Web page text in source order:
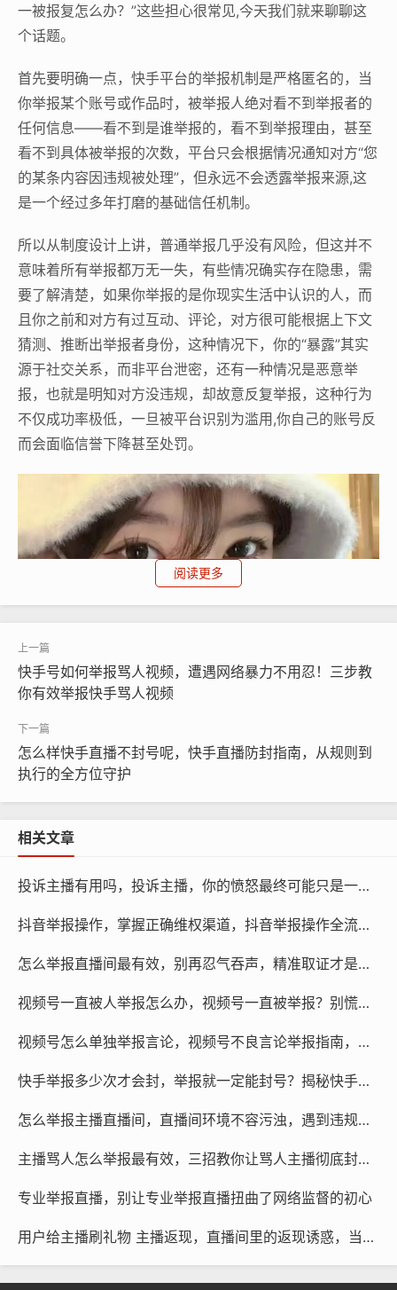
一被报复怎么办？”这些担心很常见,今天我们就来聊聊这
个话题。
首先要明确一点，快手平台的举报机制是严格匿名的，当
你举报某个账号或作品时，被举报人绝对看不到举报者的
任何信息——看不到是谁举报的，看不到举报理由，甚至
看不到具体被举报的次数，平台只会根据情况通知对方“您
的某条内容因违规被处理”，但永远不会透露举报来源,这
是一个经过多年打磨的基础信任机制。
所以从制度设计上讲，普通举报几乎没有风险，但这并不
意味着所有举报都万无一失，有些情况确实存在隐患，需
要了解清楚，如果你举报的是你现实生活中认识的人，而
且你之前和对方有过互动、评论，对方很可能根据上下文
猜测、推断出举报者身份，这种情况下，你的“暴露”其实
源于社交关系，而非平台泄密，还有一种情况是恶意举
报，也就是明知对方没违规，却故意反复举报，这种行为
不仅成功率极低，一旦被平台识别为滥用,你自己的账号反
而会面临信誉下降甚至处罚。
理起来心里没底，可以考虑寻求专业团队协助，现在有很
多正规的法律咨询机构和网络安全服务团队，他们熟悉平
至在必要时通过法律途径维权，不过选择时要擦亮眼睛，
子。
用不需要过度焦虑，遇到违规内容，该举报就举报，你的
实,就没有什么好害怕的。
@作品代处理
微信咨询
阅读更多
快手号如何举报骂人视频，遭遇网络暴力不用忍！三步教
你有效举报快手骂人视频
怎么样快手直播不封号呢，快手直播防封指南，从规则到
执行的全方位守护
相关文章
投诉主播有用吗，投诉主播，你的愤怒最终可能只是一场单机游戏
抖音举报操作，掌握正确维权渠道，抖音举报操作全流程解析与专业助力
怎么举报直播间最有效，别再忍气吞声，精准取证才是举报违规直播间的核弹级手段
视频号一直被人举报怎么办，视频号一直被举报？别慌，三步教你打破僵局
视频号怎么单独举报言论，视频号不良言论举报指南，个人操作与专业协助的双重路径
快手举报多少次才会封，举报就一定能封号？揭秘快手审核机制背后的真相
怎么举报主播直播间，直播间环境不容污浊，遇到违规主播？你可以这样有效举报
主播骂人怎么举报最有效，三招教你让骂人主播彻底封号，最后一个方法最省心
专业举报直播，别让专业举报直播扭曲了网络监督的初心
用户给主播刷礼物 主播返现，直播间里的返现诱惑，当榜一大哥沦为洗钱工具人